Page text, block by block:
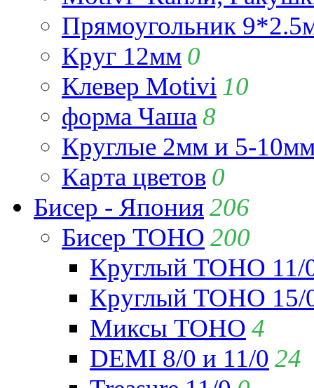
Прямоугольник
Круг 12мм 0
Клевер Motivi 10
форма Чаша 8
Круглые 2мм и 5-
Карта цветов 0
Бисер - Япония206
Бисер TOHO 200
Круглый TOHO 11/
Круглый TOHO 15/
Миксы TOHO 4
DEMI 8/0 и 11/0 24